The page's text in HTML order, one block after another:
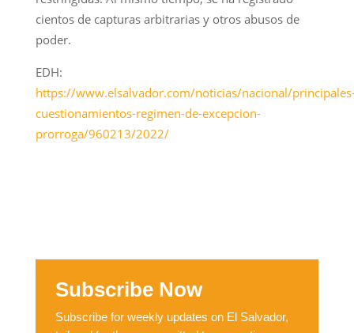
cientos de capturas arbitrarias y otros abusos de
poder.
EDH:
https://www.elsalvador.com/noticias/nacional/
cuestionamientos-regimen-de-excepcion-
prorroga/960213/2022/
Subscribe Now
Subscribe for weekly updates on El Salvador,